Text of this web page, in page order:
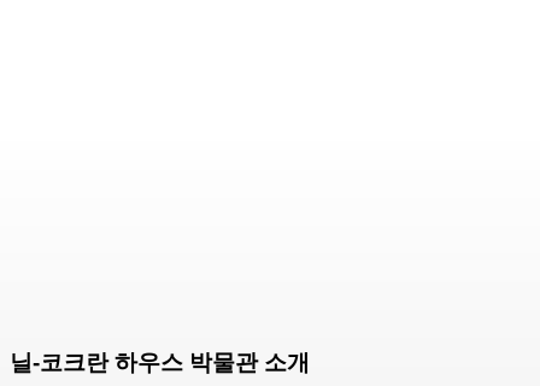
닐-코크란 하우스 박물관 소개